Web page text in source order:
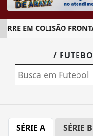
EM COLISÃO
/
SÉRIE A SÉRIE B